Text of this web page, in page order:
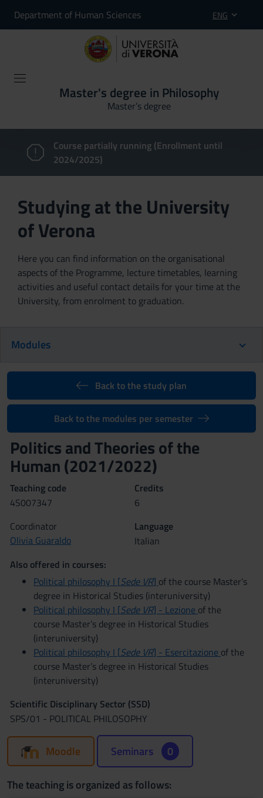
Department of Human Sciences ENG
Master's degree in Philosophy
Master’s degree
Course partially running (Enrollment until
2024/2025)
Studying at the University
of Verona
Here you can find information on the organisational
aspects of the Programme, lecture timetables, learning
activities and useful contact details for your time at the
University, from enrolment to graduation.
Modules
Back to the study plan
Back to the modules per semester
Politics and Theories of the
Human (2021/2022)
Teaching code
4S007347
Credits
6
Coordinator
Olivia Guaraldo
Language
Italian
Also offered in courses:
Political philosophy I [Sede VR] of the course Master’s
degree in Historical Studies (interuniversity)
Political philosophy I [Sede VR] - Lezione of the
course Master’s degree in Historical Studies
(interuniversity)
Political philosophy I [Sede VR] - Esercitazione of the
course Master’s degree in Historical Studies
(interuniversity)
Scientific Disciplinary Sector (SSD)
SPS/01 - POLITICAL PHILOSOPHY
Moodle Seminars 0
The teaching is organized as follows: